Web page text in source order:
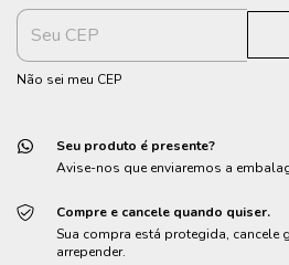
Não sei meu CEP
Seu produto é presente?
Avise-nos que enviaremos a
Compre e cancele quando quiser.
Sua compra está protegida, cancele
arrepender.